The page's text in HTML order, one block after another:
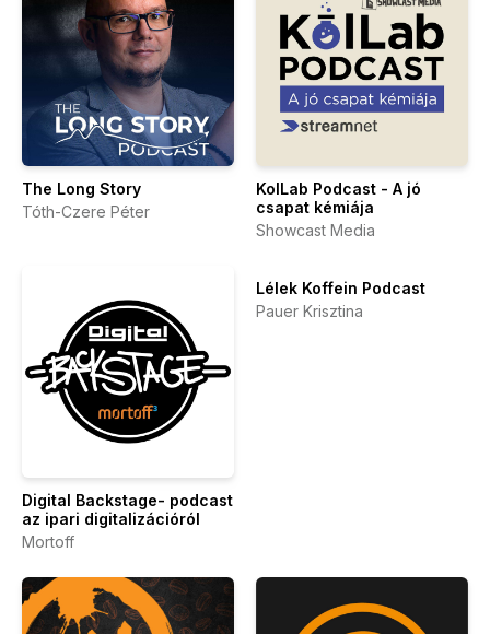
The Long Story
Tóth-Czere Péter
KolLab Podcast - A jó
csapat kémiája
Showcast Media
Digital Backstage- podcast
az ipari digitalizációról
Mortoff
Lélek Koffein Podcast
Pauer Krisztina